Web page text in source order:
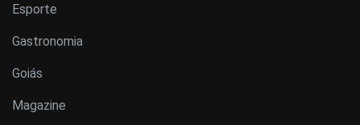
Esporte
Gastronomia
Goiás
Magazine